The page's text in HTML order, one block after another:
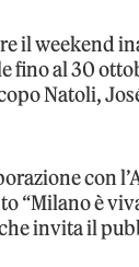
il weekend
fino al 30
Natoli,
con
“Milano è
invita il